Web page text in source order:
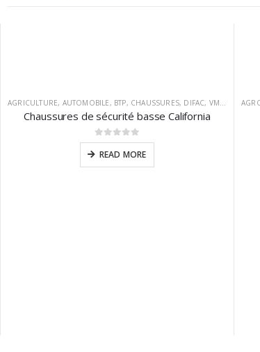
AGRICULTURE, AUTOMOBILE, BTP, CHAUSSURES, DIFAC, VM FOOTWEAR
Chaussures de sécurité basse California
0sur 5
READ MORE